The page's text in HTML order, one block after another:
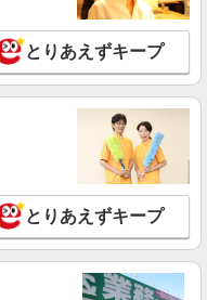
ルケア事業部/仙台オフィ
ド）
OK（規定あり） ※給与
寄駅】JR奥羽本線「庭坂」
詳細を見る
とりあえずキープ
とりあえずキープ